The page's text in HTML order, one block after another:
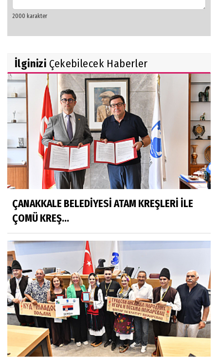
İlginizi Çekebilecek Haberler
ÇANAKKALE BELEDİYESİ ATAM KREŞLERİ İLE
ÇOMÜ KREŞ...